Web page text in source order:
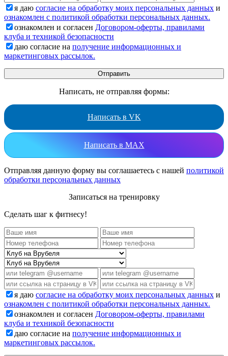
я даю согласие на обработку моих персональных данных и
ознакомлен с политикой обработки персональных данных.
ознакомлен и согласен Договором-оферты, правилами
клуба и техникой безопасности
даю согласие на получение информационных и
маркетинговых рассылок.
Написать, не отправляя формы:
Написать в VK
Написать в MAX
Отправляя данную форму вы соглашаетесь с нашей политикой
обработки персональных данных
Записаться на тренировку
Сделать шаг к фитнесу!
я даю согласие на обработку моих персональных данных и
ознакомлен с политикой обработки персональных данных.
ознакомлен и согласен Договором-оферты, правилами
клуба и техникой безопасности
даю согласие на получение информационных и
маркетинговых рассылок.